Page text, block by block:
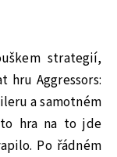
strategií,
hru Aggressors:
a samotném
hra na to jde
Po řádném